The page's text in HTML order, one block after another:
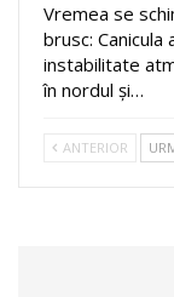
Vremea se
brusc: Canicula
instabilitate
în nordul și…
ANTERIOR